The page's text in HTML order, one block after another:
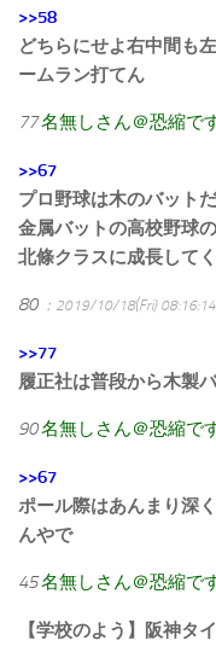
>>58
どちらにせよ右中間も
ームラン打てん
77名無しさん＠恐縮で
>>67
プロ野球は木のバット
金属バットの高校野球
北條クラスに成長して
80 ：2019/10/18(Fri) 08:16:14
>>77
履正社は普段から木製
90名無しさん＠恐縮で
>>67
ポール際はあんまり深
んやで
45名無しさん＠恐縮で
【学校のよう】阪神タ